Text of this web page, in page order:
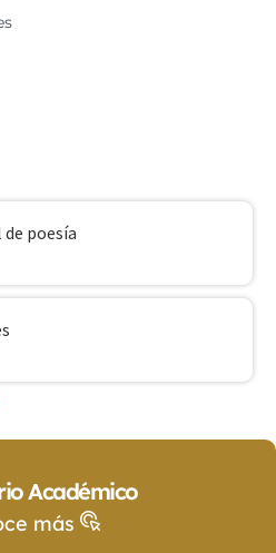
poesía
Académico
más